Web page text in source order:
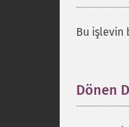
Bu işlevin
Dönen